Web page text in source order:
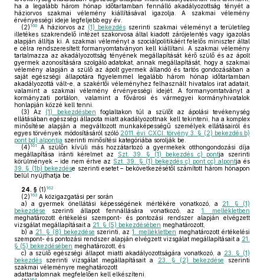
ha a legalább három hónap időtartamban fennálló akadályozottság tényét a
háziorvos szakmai vélemény kiállításával igazolja. A szakmai vélemény
érvényességi ideje legfeljebb egy év.
(2) 160 A háziorvos az (1) bekezdés szerinti szakmai véleményt a területileg
illetékes szakrendelő intézet szakorvosa által kiadott zárójelentés vagy igazolás
alapján állítja ki. A szakmai véleményt a szociálpolitikáért felelős miniszter által
e célra rendszeresített formanyomtatványon kell kiállítani. A szakmai vélemény
tartalmazza az akadályozottság tényének megállapítását kérő szülő és az ápolt
gyermek azonosítására szolgáló adatokat, annak megállapítását, hogy a szakmai
vélemény alapján a szülő az ápolt gyermek állandó és tartós gondozásában a
saját egészségi állapotára figyelemmel legalább három hónap időtartamban
akadályozottá vált-e, a szakértői véleményhez felhasznált hivatalos irat adatait,
valamint a szakmai vélemény érvényességi idejét. A formanyomtatványt a
kormányzati portálon, valamint a fővárosi és vármegyei kormányhivatalok
honlapján közzé kell tenni.
(3) Az (1) bekezdésben foglaltakon túl a szülőt az ápolási tevékenység
ellátásában egészségi állapota miatt akadályozottnak kell tekinteni, ha a komplex
minősítése alapján a megváltozott munkaképességű személyek ellátásairól és
egyes törvények módosításáról szóló 2011. évi CXCI. törvény 3. § (2) bekezdés b)
pont bd) alpontja szerinti minősítési kategóriába sorolják be.
(4) 161
A szülőn kívüli más hozzátartozó a gyermekek otthongondozási díja
megállapítása iránti kérelmet az Szt. 39. § (1) bekezdés c) pontja szerinti
körülmények – ide nem értve az Szt. 39. § (1) bekezdés c) pont cc) alpontja és
39. § (1b) bekezdése szerinti esetet – bekövetkezésétől számított három hónapon
belül nyújthatja be.
24. § (1) 162
(2) 163 A közigazgatási per során
a) a gyermek önellátási képességének mértékére vonatkozó, a 21. § (1)
bekezdése szerinti állapot fennállására vonatkozó, az 1. mellékletben
meghatározott értékelési szempont- és pontozási rendszer alapján elvégzett
vizsgálat megállapításait a 21. § (5) bekezdésében meghatározott,
b) a 21. § (8) bekezdése szerinti, az1. mellékletben meghatározott értékelési
szempont- és pontozási rendszer alapján elvégzett vizsgálat megállapításait a 21.
§ (5) bekezdésében meghatározott, és
c) a szülő egészségi állapot miatti akadályozottságára vonatkozó, a 23. § (1)
bekezdés szerinti vizsgálat megállapításait a 23. § (2) bekezdése szerinti
szakmai véleményre meghatározott
adattartalomnak megfelelően kell elkészíteni.